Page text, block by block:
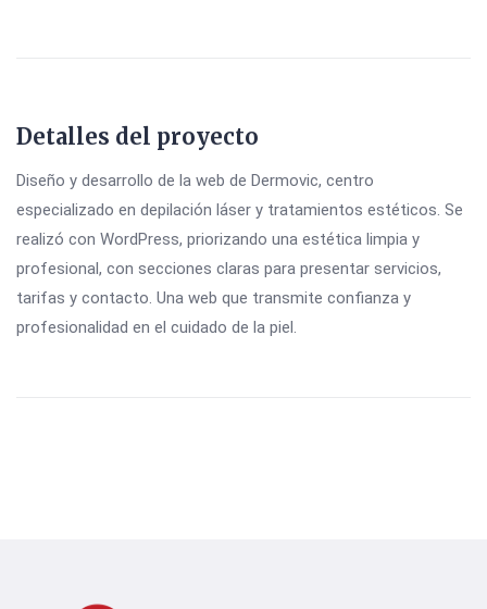
Detalles del proyecto
Diseño y desarrollo de la web de Dermovic, centro
especializado en depilación láser y tratamientos estéticos. Se
realizó con WordPress, priorizando una estética limpia y
profesional, con secciones claras para presentar servicios,
tarifas y contacto. Una web que transmite confianza y
profesionalidad en el cuidado de la piel.